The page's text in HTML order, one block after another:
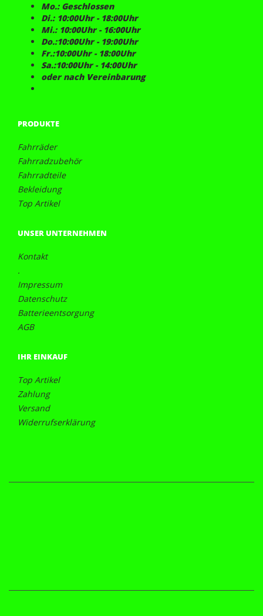
Mo.: Geschlossen
Di.: 10:00Uhr - 18:00Uhr
Mi.: 10:00Uhr - 16:00Uhr
Do.:10:00Uhr - 19:00Uhr
Fr.:10:00Uhr - 18:00Uhr
Sa.:10:00Uhr - 14:00Uhr
oder nach Vereinbarung
PRODUKTE
Fahrräder
Fahrradzubehör
Fahrradteile
Bekleidung
Top Artikel
UNSER UNTERNEHMEN
Kontakt
.
Impressum
Datenschutz
Batterieentsorgung
AGB
IHR EINKAUF
Top Artikel
Zahlung
Versand
Widerrufserklärung